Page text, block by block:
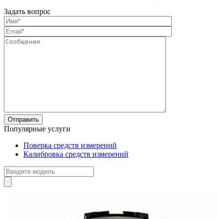
Задать вопрос
Популярные услуги
Поверка средств измерений
Калибровка средств измерений